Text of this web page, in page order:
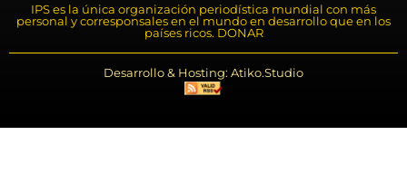
IPS es la única organización periodística mundial con más
personal y corresponsales en el mundo en desarrollo que en los
países ricos. DONAR
Desarrollo & Hosting: Atiko.Studio